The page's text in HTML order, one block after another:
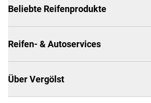
Beliebte Reifenprodukte
Reifen- & Autoservices
Über Vergölst